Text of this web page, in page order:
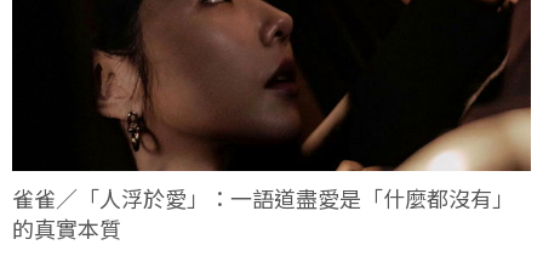
雀雀／「人浮於愛」：一語道盡愛是「什麼都沒有」
的真實本質